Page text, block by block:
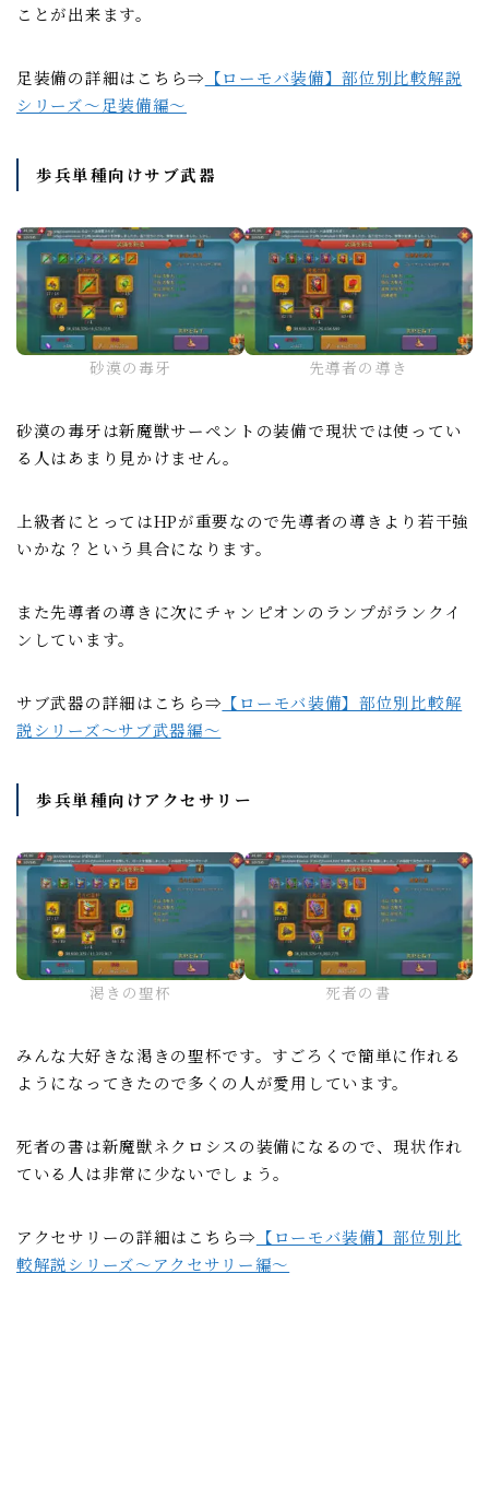
ことが出来ます。
足装備の詳細はこちら⇒ 【ローモバ装備】部位別比較解説
シリーズ～足装備編～
歩兵単種向けサブ武器
砂漠の毒牙 先導者の導き
砂漠の毒牙は新魔獣サーペントの装備で現状では使ってい
る人はあまり見かけません。
上級者にとってはHPが重要なので先導者の導きより若干強
いかな？という具合になります。
また先導者の導きに次にチャンピオンのランプがランクイ
ンしています。
サブ武器の詳細はこちら⇒ 【ローモバ装備】部位別比較解
説シリーズ～サブ武器編～
歩兵単種向けアクセサリー
渇きの聖杯 死者の書
みんな大好きな渇きの聖杯です。すごろくで簡単に作れる
ようになってきたので多くの人が愛用しています。
死者の書は新魔獣ネクロシスの装備になるので、現状作れ
ている人は非常に少ないでしょう。
アクセサリーの詳細はこちら⇒ 【ローモバ装備】部位別比
較解説シリーズ～アクセサリー編～